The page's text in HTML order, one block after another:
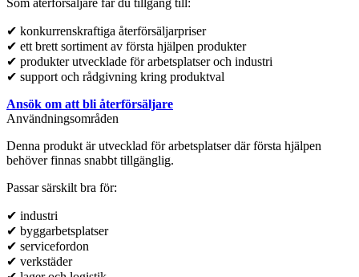
Som återförsäljare får du tillgång till:
✔ konkurrenskraftiga återförsäljarpriser
✔ ett brett sortiment av första hjälpen produkter
✔ produkter utvecklade för arbetsplatser och industri
✔ support och rådgivning kring produktval
Ansök om att bli återförsäljare
Användningsområden
Denna produkt är utvecklad för arbetsplatser där första hjälpen
behöver finnas snabbt tillgänglig.
Passar särskilt bra för:
✔ industri
✔ byggarbetsplatser
✔ servicefordon
✔ verkstäder